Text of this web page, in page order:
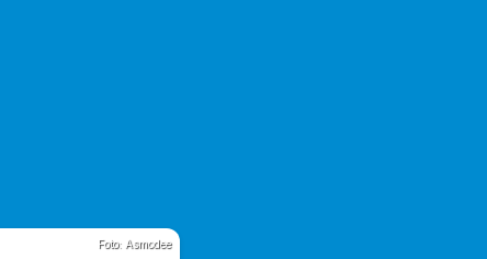
Foto: Asmodee